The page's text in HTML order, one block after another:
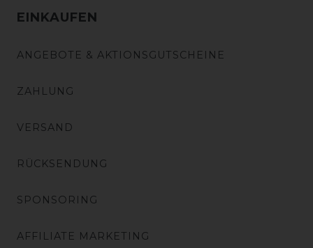
EINKAUFEN
ANGEBOTE & AKTIONSGUTSCHEINE
ZAHLUNG
VERSAND
RÜCKSENDUNG
SPONSORING
AFFILIATE MARKETING